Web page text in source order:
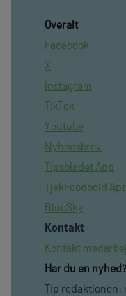
Overalt
Facebook
X
Instagram
TikTok
Youtube
Nyhedsbrev
Tipsbladet App
TjekFoodbold
BlueSky
Kontakt
Kontakt
Har du en nyhed?
Tip redaktionen: